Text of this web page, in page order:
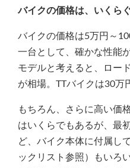
バイクの価格は、いくら
バイクの価格は5万円～
一台として、確かな性能
モデルと考えると、ロー
が相場。TTバイクは30万
もちろん、さらに高い価
はいくらでもあるが、最
ど、バイク本体に付属し
ックリスト参照）もいろ